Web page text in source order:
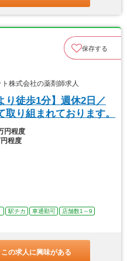
保存する
株式会社の薬剤師求人
り徒歩1分】週休2日／
り組まれております。
円程度
程度
駅チカ 車通勤可
店舗数1～9
この求人に興味がある